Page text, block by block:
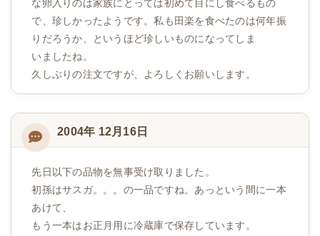
な卵入りのは家族にとっては初めて目にし食べるもの
で、珍しかったようです。私も田楽を食べたのは何年振
りだろうか、というほど珍しいものになってしま
いましたね。
久しぶりの注文ですが、よろしくお願いします。
2004年 12月16日
先日以下の品物を無事受け取りました。
初孫はサスガ。。。の一品ですね。あっという間に一本
あけて、
もう一本はお正月用に冷蔵庫で保存しています。